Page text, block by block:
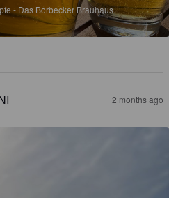
- Das Borbecker Brauhaus.
2 months ago